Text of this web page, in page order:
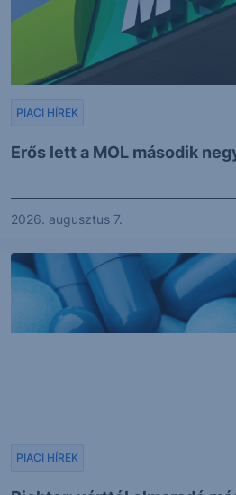
Erős lett a MOL második
PIACI HÍREK
2026. augusztus 7.
PIACI HÍREK